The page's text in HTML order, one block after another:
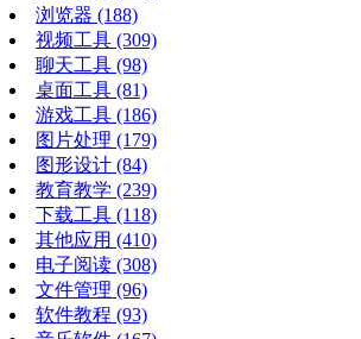
浏览器 (188)
视频工具 (309)
聊天工具 (98)
桌面工具 (81)
游戏工具 (186)
图片处理 (179)
图形设计 (84)
教育教学 (239)
下载工具 (118)
其他应用 (410)
电子阅读 (308)
文件管理 (96)
软件教程 (93)